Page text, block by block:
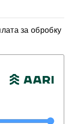
за обробку